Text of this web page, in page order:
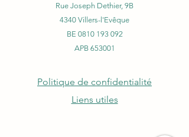
Rue Joseph Dethier, 9B
4340 Villers-l'Evêque
BE 0810 193 092
APB 653001
Politique de confidentialité
Liens utiles